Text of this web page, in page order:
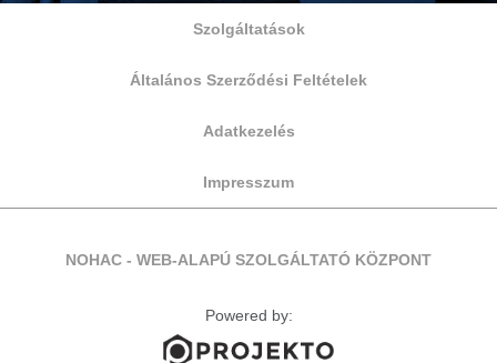
Szolgáltatások
Általános Szerződési Feltételek
Adatkezelés
Impresszum
NOHAC - WEB-ALAPÚ SZOLGÁLTATÓ KÖZPONT
Powered by: